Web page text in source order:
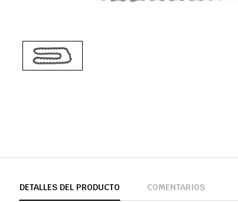
DETALLES DEL PRODUCTO COMENTARIOS